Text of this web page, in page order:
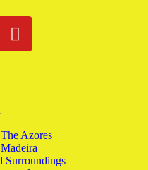
Azores
Surroundings